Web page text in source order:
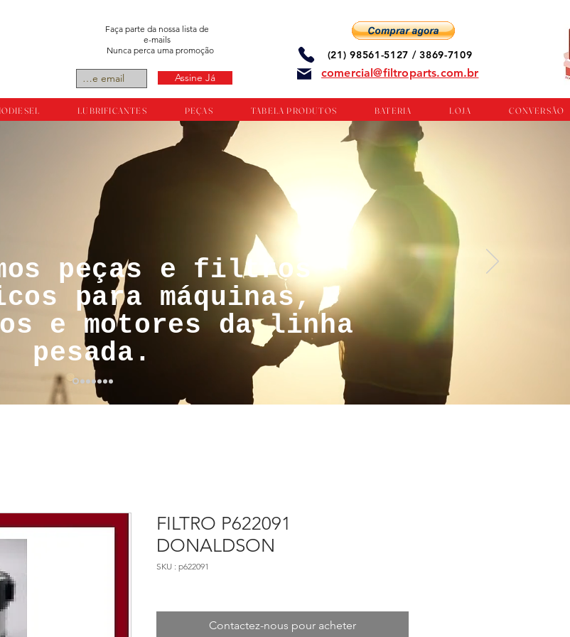
Faça parte da nossa lista de
e-mails
Nunca perca uma promoção
Assine Já
(21) 98561-5127 / 3869-7109
comercial@filtroparts.com.br
LUBRIFICANTES PEÇAS TABELA PRODUTOS BATERIA LOJA CONVERSÃO
a
peças e filtros
para máquinas,
e motores da linha
pesada.
FILTRO P622091
DONALDSON
SKU : p622091
Contactez-nous pour acheter